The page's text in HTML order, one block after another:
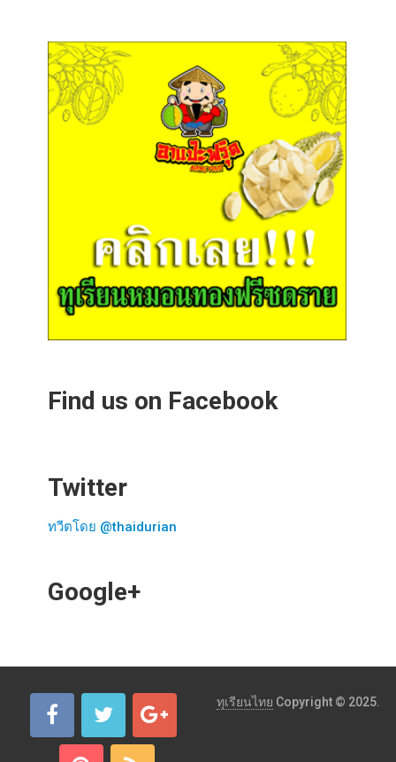
Find us on Facebook
Twitter
ทวีตโดย @thaidurian
Google+
ทุเรียนไทย Copyright © 2025.